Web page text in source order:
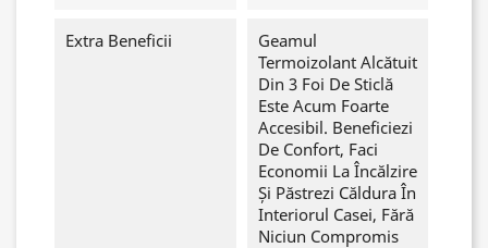
Extra Beneficii
Geamul
Termoizolant Alcătuit
Din 3 Foi De Sticlă
Este Acum Foarte
Accesibil. Beneficiezi
De Confort, Faci
Economii La Încălzire
Și Păstrezi Căldura În
Interiorul Casei, Fără
Niciun Compromis